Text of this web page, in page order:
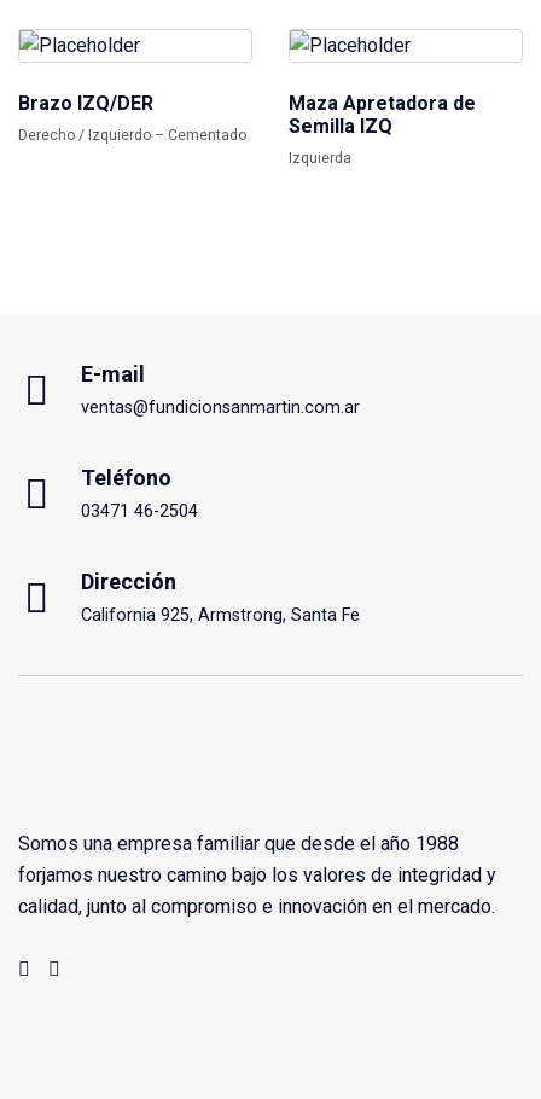
Brazo IZQ/DER
Derecho / Izquierdo – Cementado
Maza Apretadora de
Semilla IZQ
Izquierda
E-mail
ventas@fundicionsanmartin.com.ar
Teléfono
03471 46-2504
Dirección
California 925, Armstrong, Santa Fe
Somos una empresa familiar que desde el año 1988
forjamos nuestro camino bajo los valores de integridad y
calidad, junto al compromiso e innovación en el mercado.